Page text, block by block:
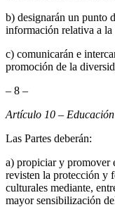
b) designarán un punto
información relativa a la
c) comunicarán e
promoción de la
– 8 –
Artículo 10 –
Las Partes deberán:
a) propiciar y promover
revisten la protección y
culturales mediante,
mayor sensibilización